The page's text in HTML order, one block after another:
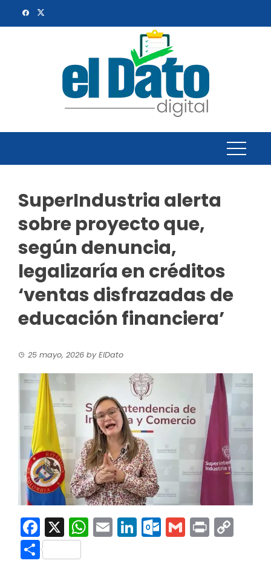
SuperIndustria alerta
sobre proyecto que,
según denuncia,
legalizaría en créditos
‘ventas disfrazadas de
educación financiera’
25 mayo, 2026 byElDato
Facebook
X WhatsApp
EmailLinkedInGmail
Print
Compartir